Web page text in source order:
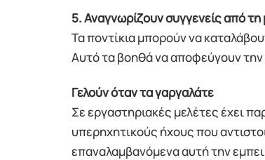
5. Αναγνωρίζουν συγγενείς από
Τα ποντίκια μπορούν να
Αυτό τα βοηθά να αποφεύγουν
Γελούν όταν τα γαργαλάτε
Σε εργαστηριακές μελέτες έχει
υπερηχητικούς ήχους που
επαναλαμβανόμενα αυτή την